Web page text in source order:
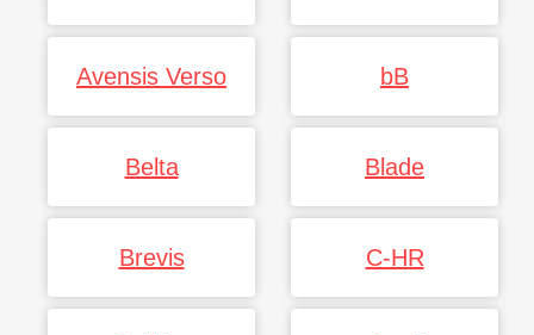
Avensis Verso bB
Belta Blade
Brevis C-HR